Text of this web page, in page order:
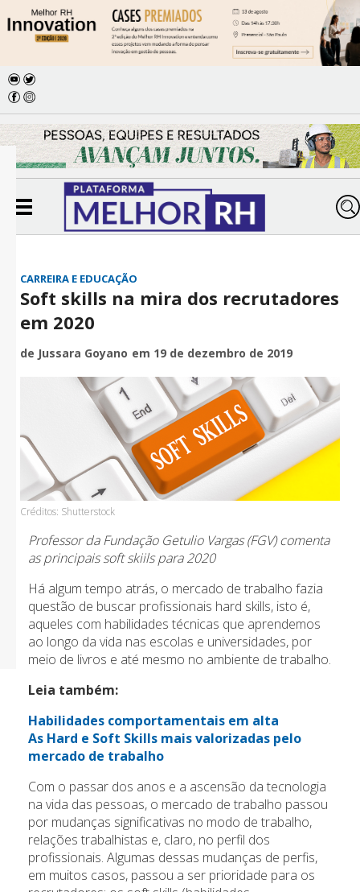
CARREIRA E EDUCAÇÃO
Soft skills na mira dos recrutadores
em 2020
de Jussara Goyano em 19 de dezembro de 2019
Créditos: Shutterstock
Professor da Fundação Getulio Vargas (FGV) comenta
as principais soft skiils para 2020
Há algum tempo atrás, o mercado de trabalho fazia
questão de buscar profissionais hard skills, isto é,
aqueles com habilidades técnicas que aprendemos
ao longo da vida nas escolas e universidades, por
meio de livros e até mesmo no ambiente de trabalho.
Leia também:
Habilidades comportamentais em alta
As Hard e Soft Skills mais valorizadas pelo
mercado de trabalho
Com o passar dos anos e a ascensão da tecnologia
na vida das pessoas, o mercado de trabalho passou
por mudanças significativas no modo de trabalho,
relações trabalhistas e, claro, no perfil dos
profissionais. Algumas dessas mudanças de perfis,
em muitos casos, passou a ser prioridade para os